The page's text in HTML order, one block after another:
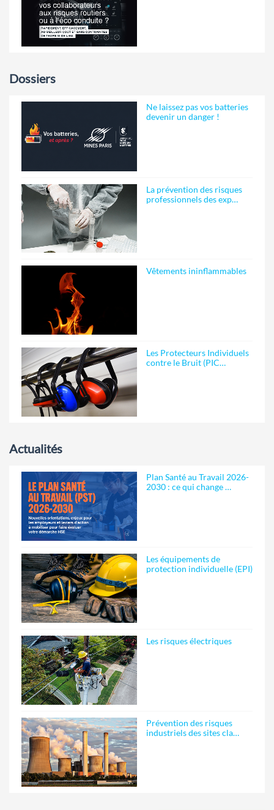
Dossiers
Ne laissez pas vos batteries
devenir un danger !
La prévention des risques
professionnels des exp…
Vêtements ininflammables
Les Protecteurs Individuels
contre le Bruit (PIC…
Actualités
Plan Santé au Travail 2026-
2030 : ce qui change …
Les équipements de
protection individuelle (EPI)
Les risques électriques
Prévention des risques
industriels des sites cla…